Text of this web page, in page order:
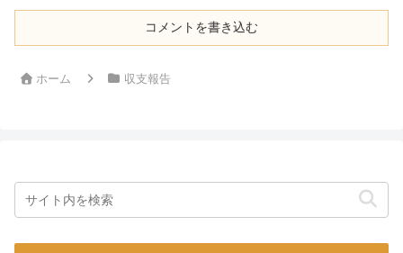
コメントを書き込む
ホーム 収支報告